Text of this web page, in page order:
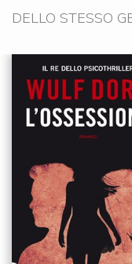
DELLO STESSO